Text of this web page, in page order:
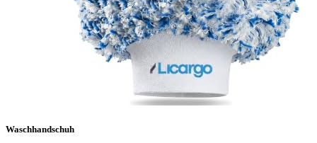
Waschhandschuh